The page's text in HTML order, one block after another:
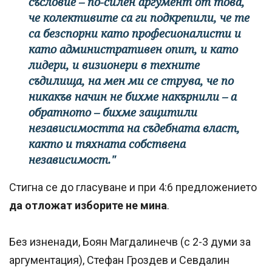
че колективите са ги подкрепили, че те
са безспорни като професионалисти и
като административен опит, и като
лидери, и визионери в техните
съдилища, на мен ми се струва, че по
никакъв начин не бихме накърнили – а
обратното – бихме защитили
независимостта на съдебната власт,
както и тяхната собствена
независимост."
Стигна се до гласуване и при 4:6 предложението
да отложат изборите не мина.
Без изненади, Боян Магдалинечв (с 2-3 думи за
аргументация), Стефан Гроздев и Севдалин